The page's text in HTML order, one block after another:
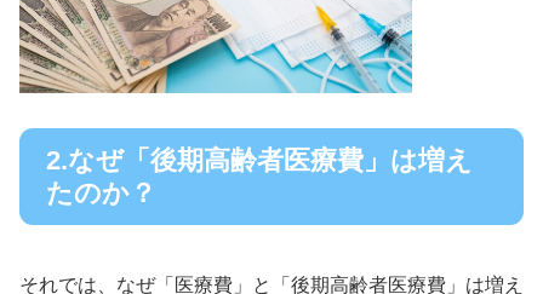
2.なぜ「後期高齢者医療費」は増え
たのか？
それでは、なぜ「医療費」と「後期高齢者医療費」は増え